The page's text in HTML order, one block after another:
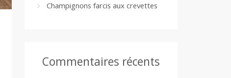
Champignons farcis aux crevettes
Commentaires récents